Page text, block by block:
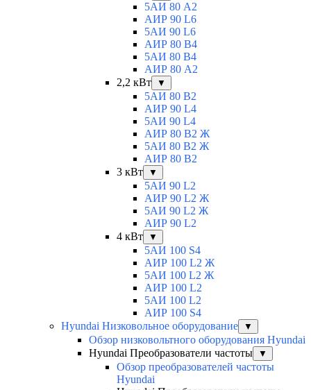
5АИ 80 A2
АИР 90 L6
5АИ 90 L6
АИР 80 B4
5АИ 80 B4
АИР 80 А2
2,2 кВт
▼
5АИ 80 B2
АИР 90 L4
5АИ 90 L4
АИР 80 В2 Ж
5АИ 80 В2 Ж
АИР 80 B2
3 кВт
▼
5АИ 90 L2
АИР 90 L2 Ж
5АИ 90 L2 Ж
АИР 90 L2
4 кВт
▼
5АИ 100 S4
АИР 100 L2 Ж
5АИ 100 L2 Ж
АИР 100 L2
5АИ 100 L2
АИР 100 S4
Hyundai Низковольное оборудование
▼
Обзор низковольтного оборудования Hyundai
Hyundai Преобразователи частоты
▼
Обзор преобразователей частоты
Hyundai